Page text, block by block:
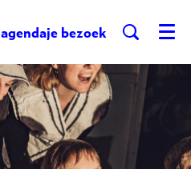
agendaje bezoek Menu